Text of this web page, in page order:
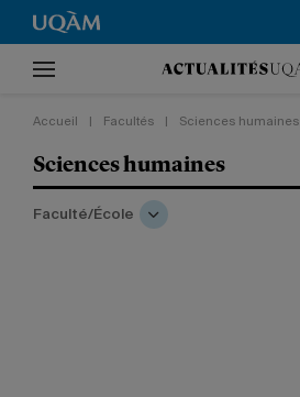
Accueil Facultés Sciences humaines
Sciences humaines
Faculté/École